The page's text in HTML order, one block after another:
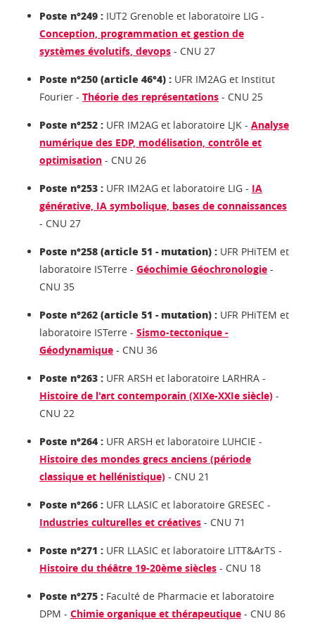
Poste n°249 : IUT2 Grenoble et laboratoire LIG -
Conception, programmation et gestion de
systèmes évolutifs, devops - CNU 27
Poste n°250 (article 46°4) : UFR IM2AG et Institut
Fourier - Théorie des représentations - CNU 25
Poste n°252 : UFR IM2AG et laboratoire LJK - Analyse
numérique des EDP, modélisation, contrôle et
optimisation - CNU 26
Poste n°253 : UFR IM2AG et laboratoire LIG - IA
générative, IA symbolique, bases de connaissances
- CNU 27
Poste n°258 (article 51 - mutation) : UFR PHiTEM et
laboratoire ISTerre - Géochimie Géochronologie -
CNU 35
Poste n°262 (article 51 - mutation) : UFR PHiTEM et
laboratoire ISTerre - Sismo-tectonique -
Géodynamique - CNU 36
Poste n°263 : UFR ARSH et laboratoire LARHRA -
Histoire de l'art contemporain (XIXe-XXIe siècle) -
CNU 22
Poste n°264 : UFR ARSH et laboratoire LUHCIE -
Histoire des mondes grecs anciens (période
classique et hellénistique) - CNU 21
Poste n°266 : UFR LLASIC et laboratoire GRESEC -
Industries culturelles et créatives - CNU 71
Poste n°271 : UFR LLASIC et laboratoire LITT&ArTS -
Histoire du théâtre 19-20ème siècles - CNU 18
Poste n°275 : Faculté de Pharmacie et laboratoire
DPM - Chimie organique et thérapeutique - CNU 86